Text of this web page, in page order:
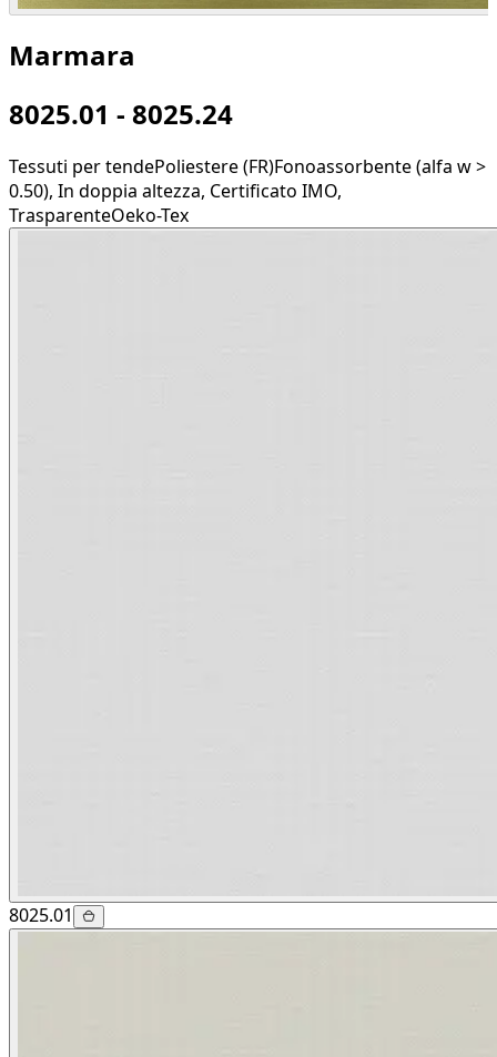
Marmara
8025.01 - 8025.24
Tessuti per tendePoliestere (FR)Fonoassorbente (alfa w >
0.50), In doppia altezza, Certificato IMO,
TrasparenteOeko-Tex
8025.01